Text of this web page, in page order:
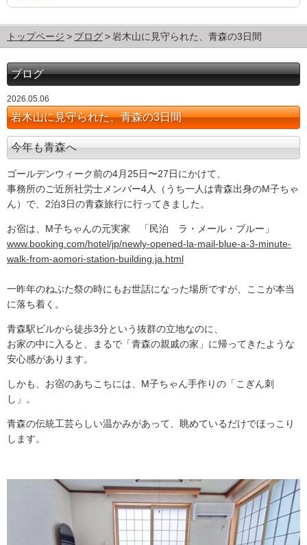
トップページ ブログ 岩木山に見守られた、青森の3日間
ブログ
2026.05.06
岩木山に見守られた、青森の3日間
今年も青森へ
ゴールデンウィーク前の4月25日〜27日にかけて、
事務所のご近所社労士メンバー4人（うち一人は青森出身のM子ちゃ
ん）で、2泊3日の青森旅行に行ってきました。
お宿は、M子ちゃんの元実家 「民泊 ラ・メール・ブルー」
www.booking.com/hotel/jp/newly-opened-la-mail-blue-a-3-minute-
walk-from-aomori-station-building.ja.html
一昨年のねぶた祭の時にもお世話になった場所ですが、ここが本当
に落ち着く。
青森駅ビルから徒歩3分という抜群の立地なのに、
お家の中に入ると、まるで「青森の親戚の家」に帰ってきたような
安心感があります。
しかも、お宿のあちこちには、M子ちゃん手作りの「こぎん刺
し」。
青森の伝統工芸らしい温かみがあって、眺めているだけでほっこり
します。